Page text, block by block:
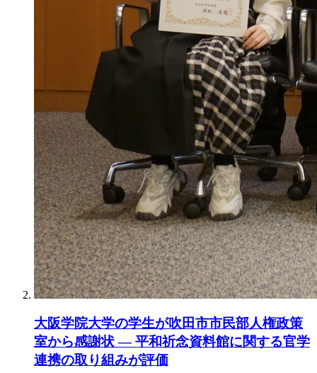
大阪学院大学の学生が吹田市市民部人権政策
室から感謝状 ― 平和祈念資料館に関する官学
連携の取り組みが評価